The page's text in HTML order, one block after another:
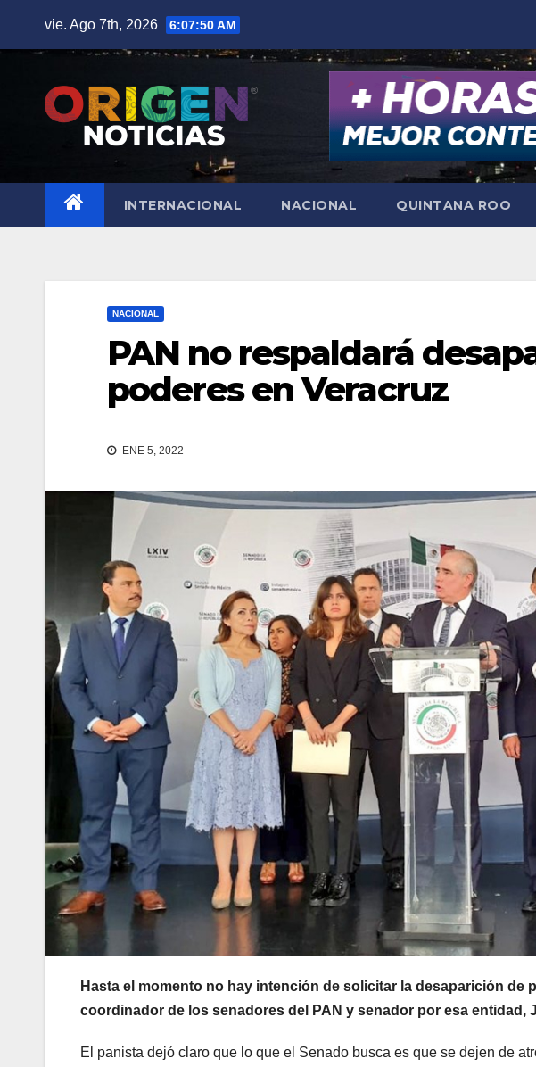
vie. Ago 7th, 2026 6:07:51 AM
INTERNACIONAL NACIONAL QUINTANA ROO
NACIONAL
PAN no respaldará
poderes en Veracruz
ENE 5, 2022
Hasta el momento no hay intención de solicitar la desaparición de
coordinador de los senadores del PAN y senador por esa entidad,
El panista dejó claro que lo que el Senado busca es que se dejen de